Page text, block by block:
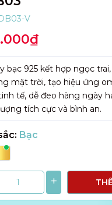
V
bạc 925 kết hợp ngọc
mặt trời, tạo hiệu ứng
tế, dễ đeo hàng ngày
tích cực và bình an.
Bạc
+